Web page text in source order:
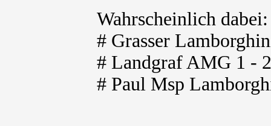
Wahrscheinlich
# Grasser
# Landgraf AMG 1 - 2
# Paul Msp